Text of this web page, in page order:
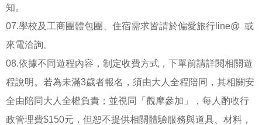
知。
07.學校及工商團體包團、住宿需求皆請於偏愛旅行line@ 或
來電洽詢。
08.依據不同遊程內容，制定收費方式，下單前請詳閱相關遊
程說明。若為未滿3歲者報名，須由大人全程陪同，其相關安
全由陪同大人全權負責；並視同「觀摩參加」，每人酌收行
政管理費$150元，但恕不提供相關體驗服務與道具、材料，